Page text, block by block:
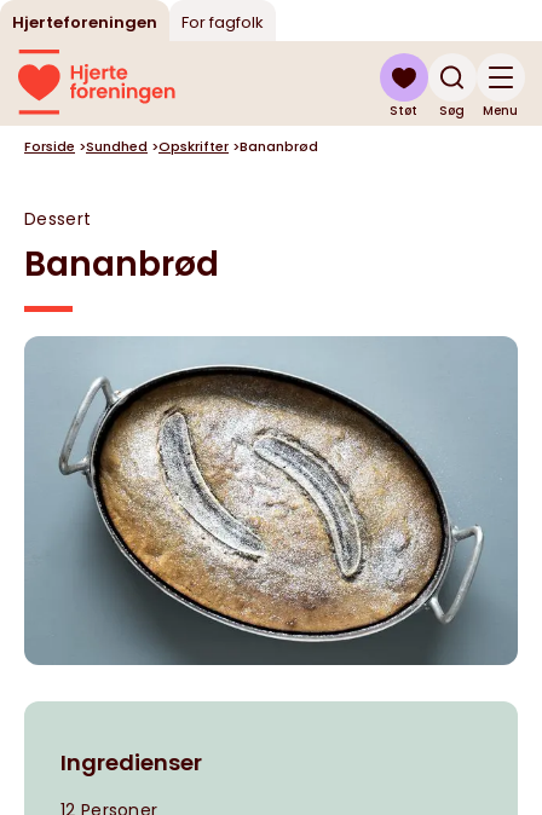
Hjerteforeningen For fagfolk
Søg
Støt Menu
Forside >Sundhed >Opskrifter >Bananbrød
Dessert
Bananbrød
Ingredienser
12 Personer